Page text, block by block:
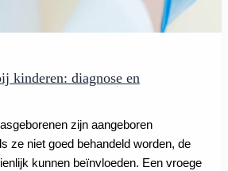
kinderen: diagnose en
zijn aangeboren
ze niet goed behandeld worden, de
kunnen beïnvloeden. Een vroege